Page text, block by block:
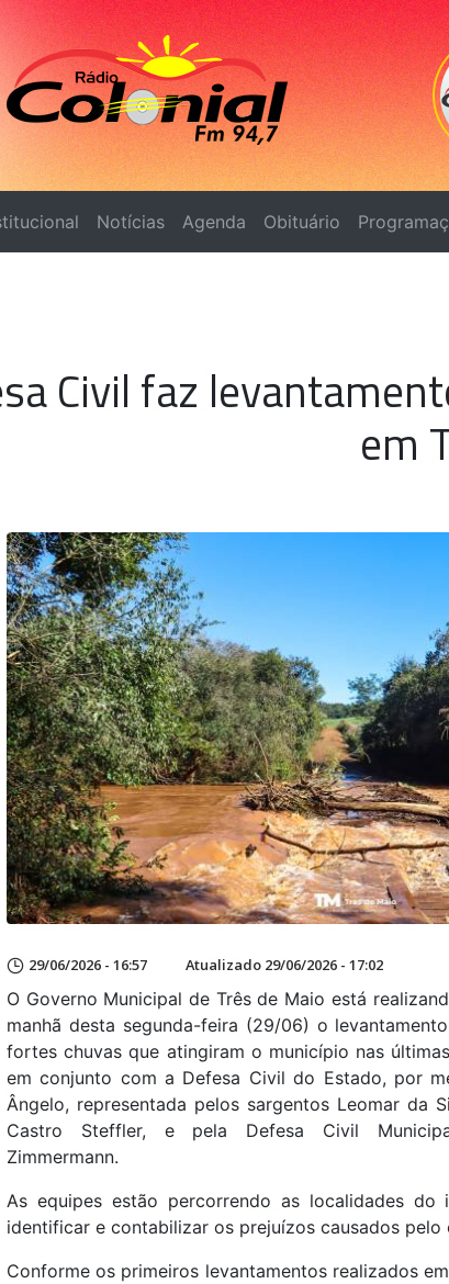
atual) Notícias Agenda Obituário
Civil faz
em
29/06/2026 - 16:57 Atualizado 29/06/2026 - 17:02
O Governo Municipal de Três de Maio está
manhã desta segunda-feira (29/06) o
fortes chuvas que atingiram o município nas
em conjunto com a Defesa Civil do Estado, por
Ângelo, representada pelos sargentos Leomar da
Castro Steffler, e pela Defesa Civil
Zimmermann.
As equipes estão percorrendo as localidades
identificar e contabilizar os prejuízos causados pelo
Conforme os primeiros levantamentos realizados